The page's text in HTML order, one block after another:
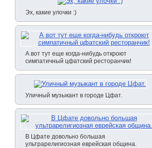
Эх, какие улочки :)
А вот тут еще когда-нибудь откроют
симпатичный цфатский ресторанчик!
Уличный музыкант в городе Цфат.
В Цфате довольно большая
ультрарелигиозная еврейская община.